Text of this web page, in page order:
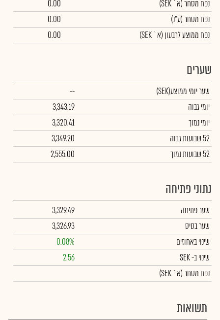
נפח מסחר(א` SEK)
0.00
נפח מסחר(ע"נ)
0.00
נפח ממוצע לרבעון (א` SEK)
0.00
שערים
שער יומי ממוצע(SEK)
--
יומי גבוה
3,343.19
יומי נמוך
3,320.41
52 שבועות גבוה
3,349.20
52 שבועות נמוך
2,555.00
נתוני פתיחה
שער פתיחה
3,329.49
שער בסיס
3,326.93
שינוי באחוזים
0.08%
שינויב- SEK
2.56
נפח מסחר(א` SEK)
תשואות